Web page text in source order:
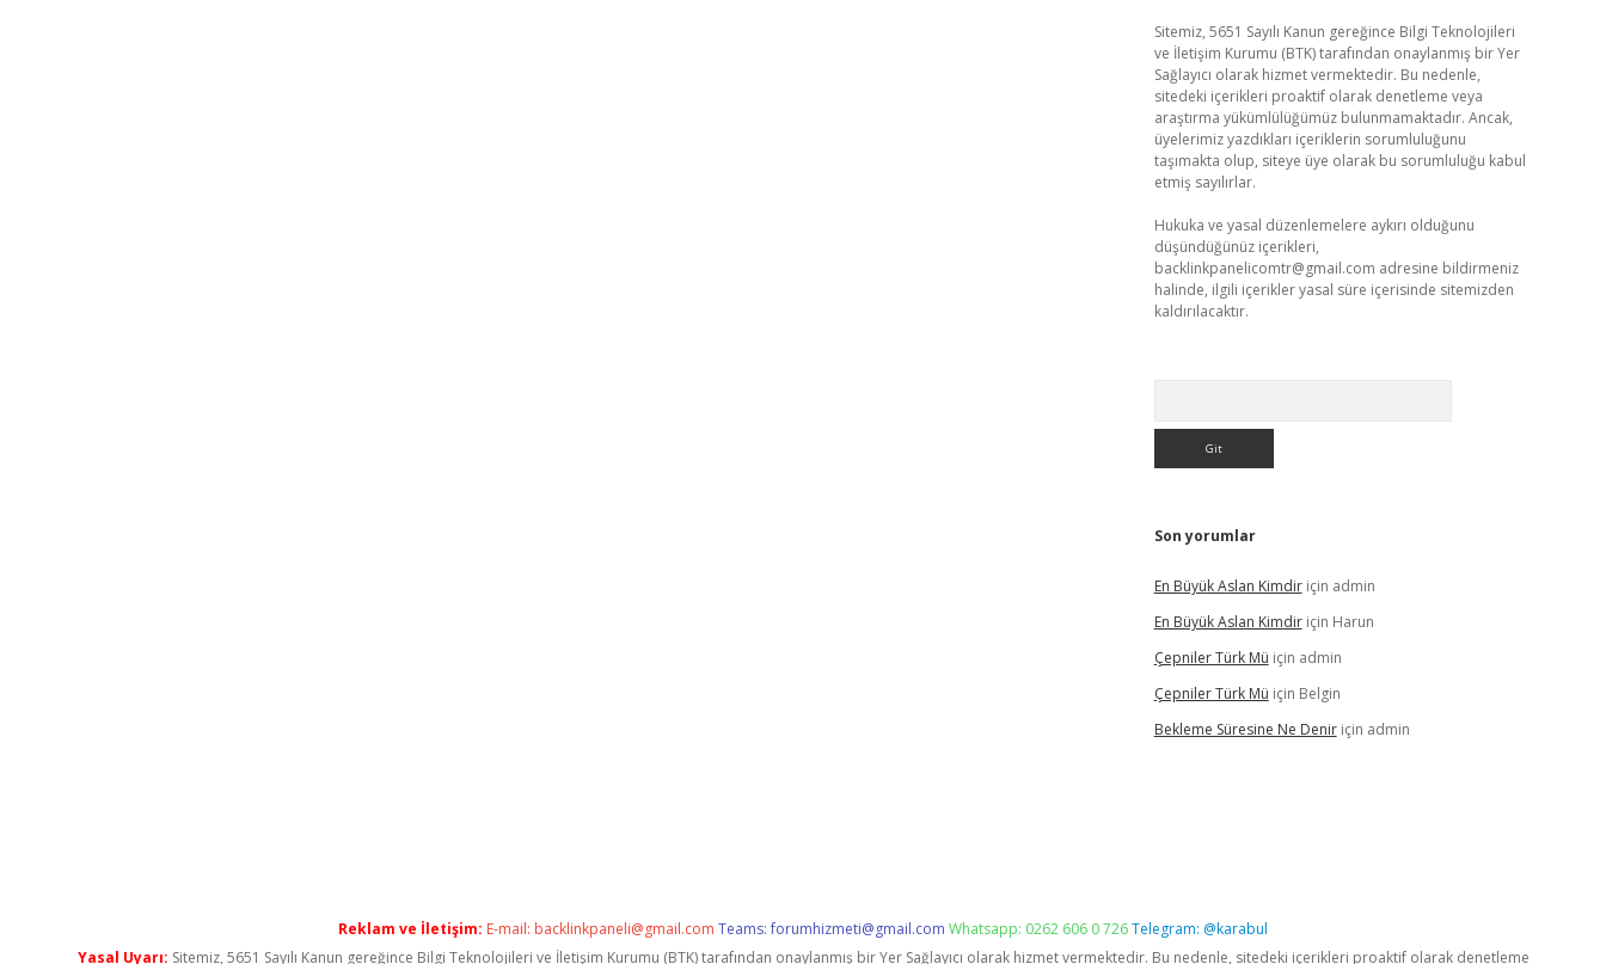
Sitemiz, 5651 Sayılı Kanun gereğince Bilgi Teknolojileri
ve İletişim Kurumu (BTK) tarafından onaylanmış bir Yer
Sağlayıcı olarak hizmet vermektedir. Bu nedenle,
sitedeki içerikleri proaktif olarak denetleme veya
araştırma yükümlülüğümüz bulunmamaktadır. Ancak,
üyelerimiz yazdıkları içeriklerin sorumluluğunu
taşımakta olup, siteye üye olarak bu sorumluluğu kabul
etmiş sayılırlar.
Hukuka ve yasal düzenlemelere aykırı olduğunu
düşündüğünüz içerikleri,
backlinkpanelicomtr@gmail.com adresine bildirmeniz
halinde, ilgili içerikler yasal süre içerisinde sitemizden
kaldırılacaktır.
Son yorumlar
En Büyük Aslan Kimdiriçin admin
En Büyük Aslan Kimdiriçin Harun
Çepniler Türk Mü için admin
Çepniler Türk Mü için Belgin
Bekleme Süresine Ne Deniriçin admin
Reklam ve İletişim: E-mail: backlinkpaneli@gmail.com Teams:forumhizmeti@gmail.com Whatsapp: 0262 606 0 726Telegram: @karabul
Yasal Uyarı: Sitemiz, 5651 Sayılı Kanun gereğince Bilgi Teknolojileri ve İletişim Kurumu (BTK) tarafından onaylanmış bir Yer Sağlayıcı olarak hizmet vermektedir. Bu nedenle, sitedeki içerikleri proaktif olarak denetleme